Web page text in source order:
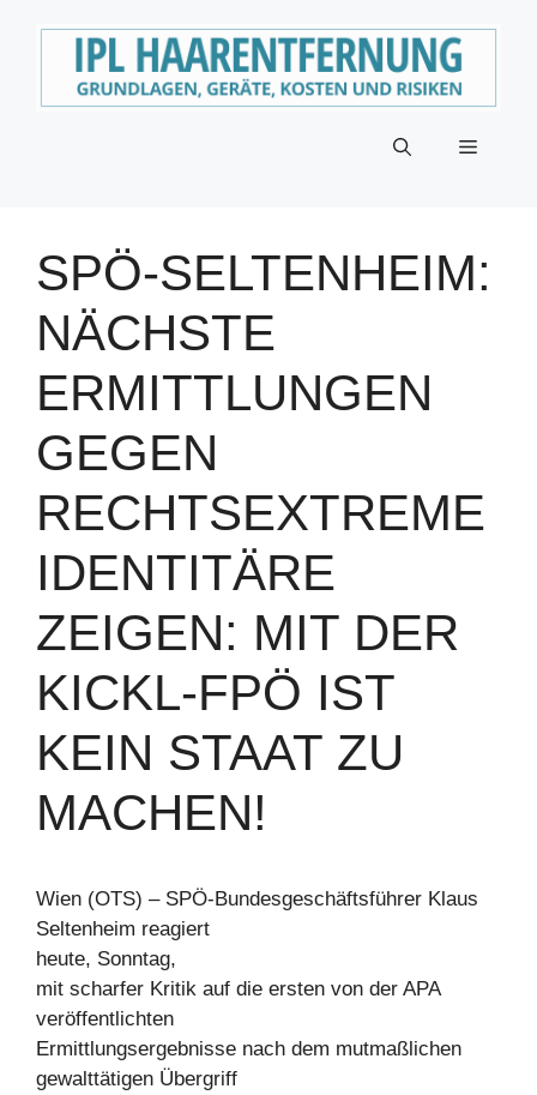
Menü
SPÖ-SELTENHEIM:
NÄCHSTE
ERMITTLUNGEN
GEGEN
RECHTSEXTREME
IDENTITÄRE
ZEIGEN: MIT DER
KICKL-FPÖ IST
KEIN STAAT ZU
MACHEN!
Wien (OTS) – SPÖ-Bundesgeschäftsführer Klaus
Seltenheim reagiert
heute, Sonntag,
mit scharfer Kritik auf die ersten von der APA
veröffentlichten
Ermittlungsergebnisse nach dem mutmaßlichen
gewalttätigen Übergriff